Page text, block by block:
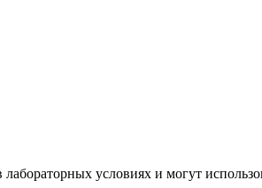
условиях и могут